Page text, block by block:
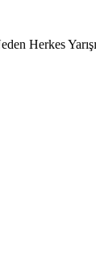
Herkes